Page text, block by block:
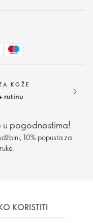
KOŽE
rutinu
u pogodnostima!
10% popusta za
KORISTITI